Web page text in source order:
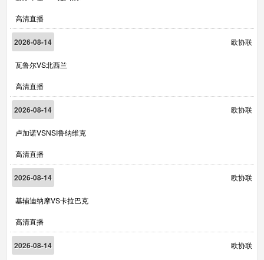
高清直播
2026-08-14 欧协联
瓦鲁尔VS北西兰
高清直播
2026-08-14 欧协联
卢加诺VSNSI鲁纳维克
高清直播
2026-08-14 欧协联
基辅迪纳摩VS卡拉巴克
高清直播
2026-08-14 欧协联